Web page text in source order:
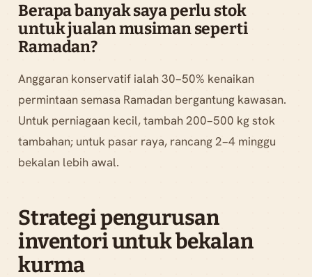
Berapa banyak saya perlu stok
untuk jualan musiman seperti
Ramadan?
Anggaran konservatif ialah 30–50% kenaikan
permintaan semasa Ramadan bergantung kawasan.
Untuk perniagaan kecil, tambah 200–500 kg stok
tambahan; untuk pasar raya, rancang 2–4 minggu
bekalan lebih awal.
Strategi pengurusan
inventori untuk bekalan
kurma